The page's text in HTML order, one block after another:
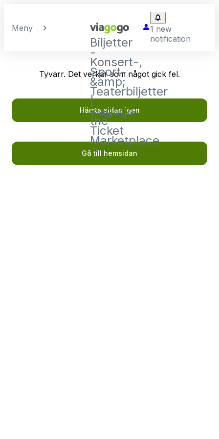
Meny
Biljetter
-
Konsert-,
Sport-
&amp;
Teaterbiljetter
|
viagogo
the
Ticket
Marketplace
1 new
notification
Tyvärr. Det verkar som något gick fel.
Hämta sidan igen
Gå till hemsidan